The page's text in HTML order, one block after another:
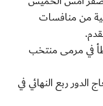
من منافسات
كالو (16) وبكاري كونيه (82 خطأ في مرمى منتخب
ربع النهائي في